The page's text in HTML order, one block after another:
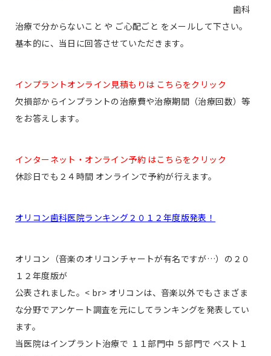
歯科
治療で分からないこと や ご心配ごと をメールして下さい。
基本的に、当日に回答させていただきます。
インプラントオンライン見積もりは こちらをクリック
欠損部からインプラントの治療費や治療期間（治療回数）等
をお答えします。
インターネット・オンライン予約 はこちらをクリック
休診日でも２４時間 オンラインで予約が行えます。
オリコン歯科医院ランキング２０１２年度版発表！
オリコン（音楽のオリコンチャートが有名ですが…）の２０
１２年度版が
公表されました。< br> オリコンは、音楽以外でもさまざま
な分野でアンケート調査を元にしてランキングを発表してい
ます。
当医院はインプラント治療で １１部門中 ５部門で ベスト１